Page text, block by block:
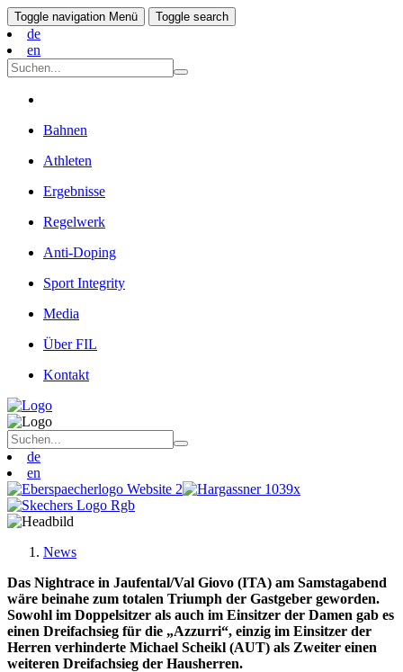
Toggle navigation Menü Toggle search
de
en
Bahnen
Athleten
Ergebnisse
Regelwerk
Anti-Doping
Sport Integrity
Media
Über FIL
Kontakt
de
en
News
Das Nightrace in Jaufental/Val Giovo (ITA) am Samstagabend
wäre beinahe zum totalen Triumph der Gastgeber geworden.
Sowohl im Doppelsitzer als auch im Einsitzer der Damen gab es
einen Dreifachsieg für die „Azzurri“, einzig im Einsitzer der
Herren verhinderte Michael Scheikl (AUT) als Zweiter einen
weiteren Dreifachsieg der Hausherren.